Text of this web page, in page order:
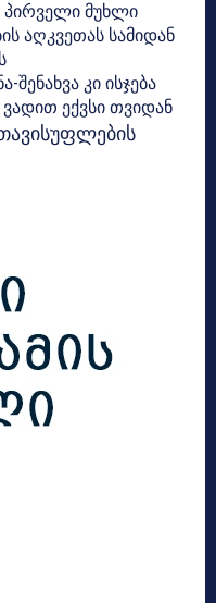
პირველი მუხლი
აღკვეთას სამიდან
კი ისჯება
ექვსი თვიდან